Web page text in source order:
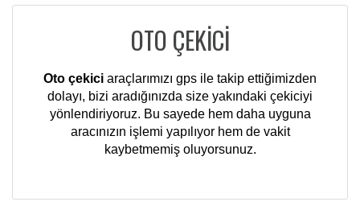
OTO ÇEKİCİ
Oto çekici araçlarımızı gps ile takip ettiğimizden
dolayı, bizi aradığınızda size yakındaki çekiciyi
yönlendiriyoruz. Bu sayede hem daha uyguna
aracınızın işlemi yapılıyor hem de vakit
kaybetmemiş oluyorsunuz.